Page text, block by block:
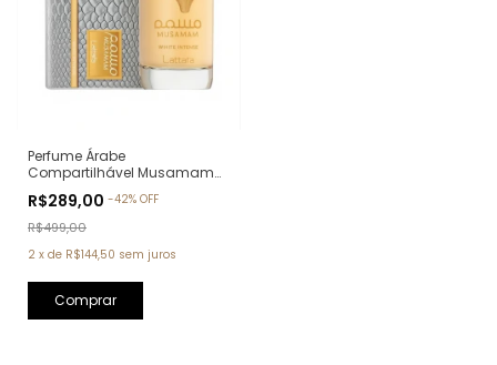
Perfume Árabe
Compartilhável Musamam
Parfum - 100ml
R$289,00 -42% OFF
R$499,00
2 x de R$144,50 sem juros